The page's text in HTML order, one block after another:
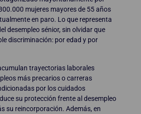
mujeres mayores de 55 años
en paro. Lo que representa
desempleo sénior, sin olvidar que
discriminación: por edad y por
trayectorias laborales
más precarios o carreras
por los cuidados
su protección frente al desempleo
su reincorporación. Además, en